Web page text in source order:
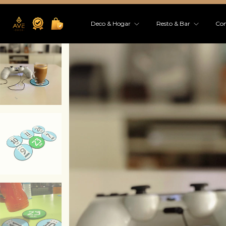
Deco & Hogar Resto & Bar